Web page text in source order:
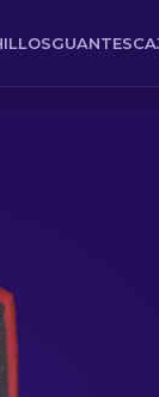
GUANTES